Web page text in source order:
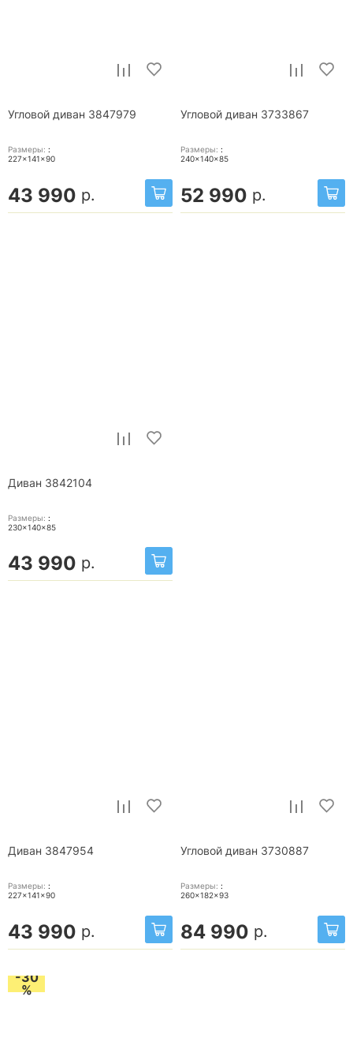
Угловой диван 3847979
Размеры: :
227x141x90
43 990 р.
Угловой диван 3733867
Размеры: :
240x140x85
52 990 р.
Диван 3842104
Размеры: :
230x140x85
43 990 р.
Диван 3847954
Размеры: :
227x141x90
43 990 р.
Угловой диван 3730887
Размеры: :
260x182x93
84 990 р.
-30
%